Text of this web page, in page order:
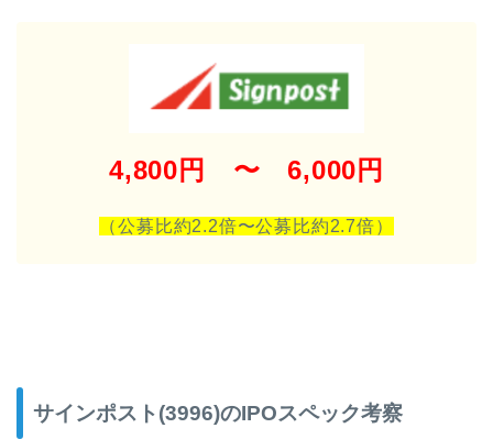
4,800円 〜 6,000円
（公募比約2.2倍〜公募比約2.7倍）
サインポスト(3996)のIPOスペック考察